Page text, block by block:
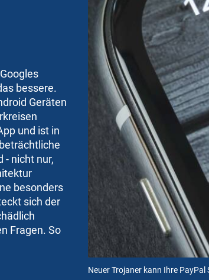
Neuer Trojaner kann Ihre
bessere.
Geräten
und ist in
- nicht nur,
besonders
sich der
Fragen. So